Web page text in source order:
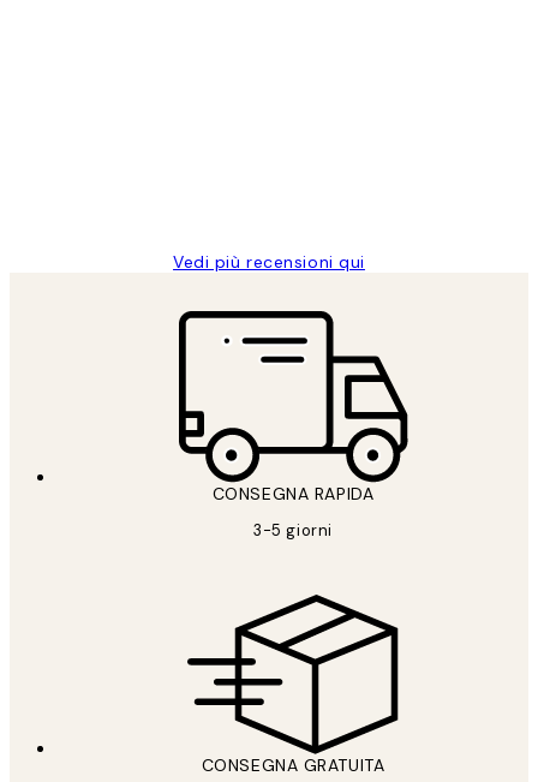
Vedi più recensioni qui
CONSEGNA RAPIDA
3-5 giorni
CONSEGNA GRATUITA